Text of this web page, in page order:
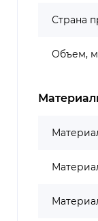
Страна
Объем,